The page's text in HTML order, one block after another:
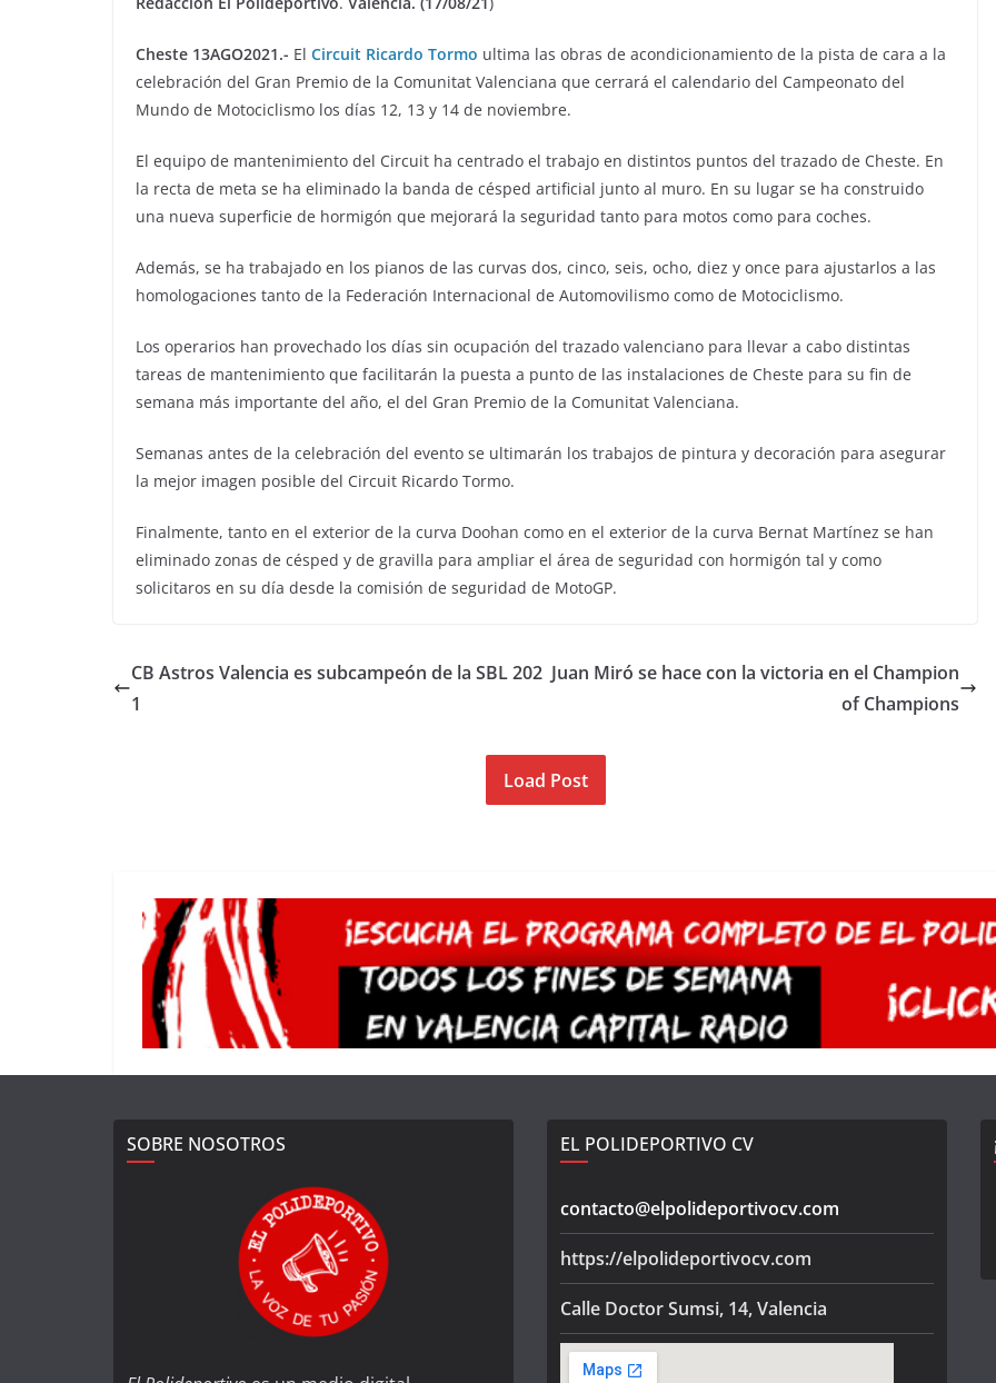
Cheste 13AGO2021.- El Circuit Ricardo Tormo ultima las obras de acondicionamiento de la pista de cara a la
celebración del Gran Premio de la Comunitat Valenciana que cerrará el calendario del Campeonato del
Mundo de Motociclismo los días 12, 13 y 14 de noviembre.
El equipo de mantenimiento del Circuit ha centrado el trabajo en distintos puntos del trazado de Cheste. En
la recta de meta se ha eliminado la banda de césped artificial junto al muro. En su lugar se ha construido
una nueva superficie de hormigón que mejorará la seguridad tanto para motos como para coches.
Además, se ha trabajado en los pianos de las curvas dos, cinco, seis, ocho, diez y once para ajustarlos a las
homologaciones tanto de la Federación Internacional de Automovilismo como de Motociclismo.
Los operarios han provechado los días sin ocupación del trazado valenciano para llevar a cabo distintas
tareas de mantenimiento que facilitarán la puesta a punto de las instalaciones de Cheste para su fin de
semana más importante del año, el del Gran Premio de la Comunitat Valenciana.
Semanas antes de la celebración del evento se ultimarán los trabajos de pintura y decoración para asegurar
la mejor imagen posible del Circuit Ricardo Tormo.
Finalmente, tanto en el exterior de la curva Doohan como en el exterior de la curva Bernat Martínez se han
eliminado zonas de césped y de gravilla para ampliar el área de seguridad con hormigón tal y como
solicitaros en su día desde la comisión de seguridad de MotoGP.
CB Astros Valencia es subcampeón de la SBL 202
1
Juan Miró se hace con la victoria en el Champion
of Champions
Load Post
SOBRE NOSOTROS EL POLIDEPORTIVO CV
contacto@elpolideportivocv.com
https://elpolideportivocv.com
Calle Doctor Sumsi, 14, Valencia